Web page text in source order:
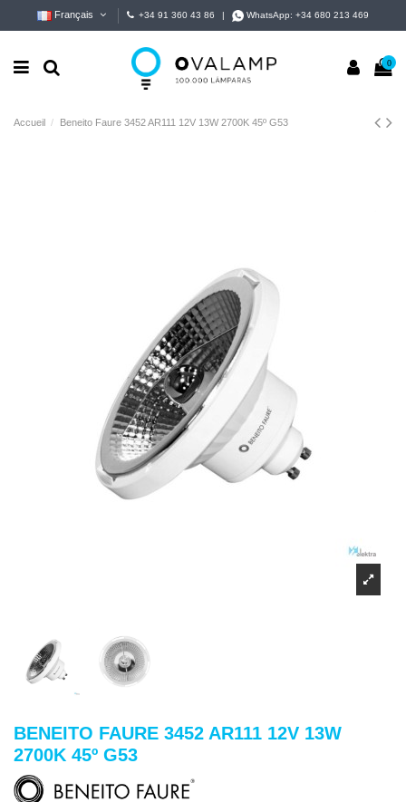
Français +34 91 360 43 86 WhatsApp:+34 680 213 469
0
Accueil Beneito Faure 3452 AR111 12V 13W 2700K 45º G53
BENEITO FAURE 3452 AR111 12V 13W
2700K 45º G53